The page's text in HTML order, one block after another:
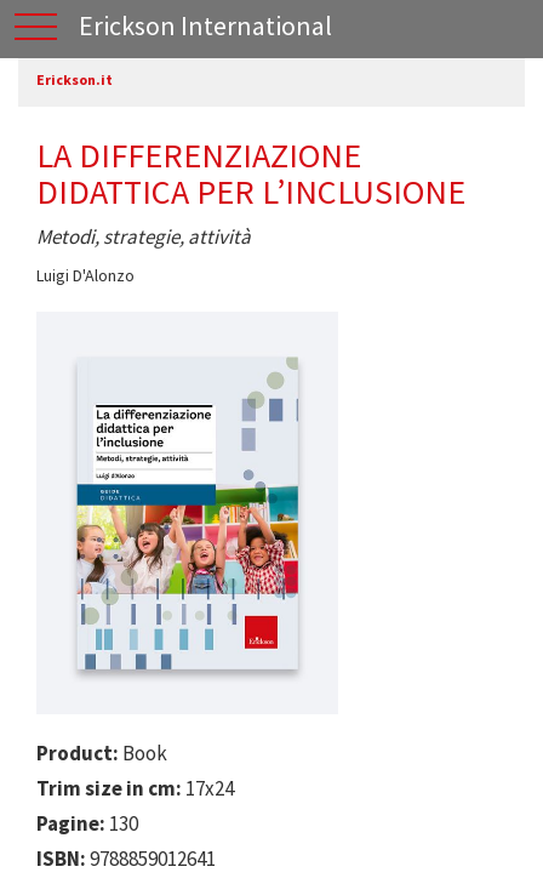
Erickson International
Erickson.it
LA DIFFERENZIAZIONE
DIDATTICA PER L’INCLUSIONE
Metodi, strategie, attività
Luigi D'Alonzo
Product: Book
Trim size in cm: 17x24
Pagine: 130
ISBN:9788859012641